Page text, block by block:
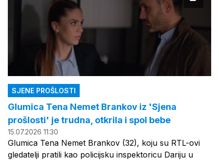
SJENE PROŠLOSTI
Glumica Tena Nemet Brankov iz 'Sjena
prošlosti' je trudna, otkrila i spol bebe
15.07.2026 11:30
Glumica Tena Nemet Brankov (32), koju su RTL-ovi
gledatelji pratili kao policijsku inspektoricu Dariju u